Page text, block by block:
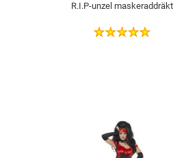
R.I.P-unzel maskeraddräkt